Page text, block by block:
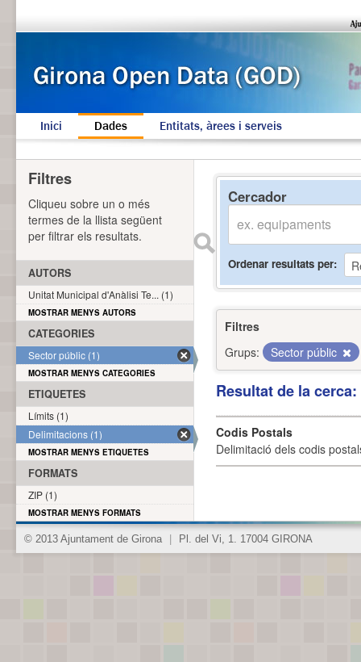
Inici Dades Entitats, àrees i serveis
Cercador
Ordenar resultats per
Filtres
Grups:
Sector públic
Resultat de la
Codis Postals
Delimitació dels codis
Filtres
Cliqueu sobre un o més
termes de la llista següent
per filtrar els resultats.
AUTORS
Unitat Municipal d'Anàlisi Te... (1)
MOSTRAR MENYS AUTORS
CATEGORIES
Sector públic (1)
MOSTRAR MENYS CATEGORIES
ETIQUETES
Límits (1)
Delimitacions (1)
MOSTRAR MENYS ETIQUETES
FORMATS
ZIP (1)
MOSTRAR MENYS FORMATS
© 2013 Ajuntament de Girona Pl. del Vi, 1. 17004 GIRONA